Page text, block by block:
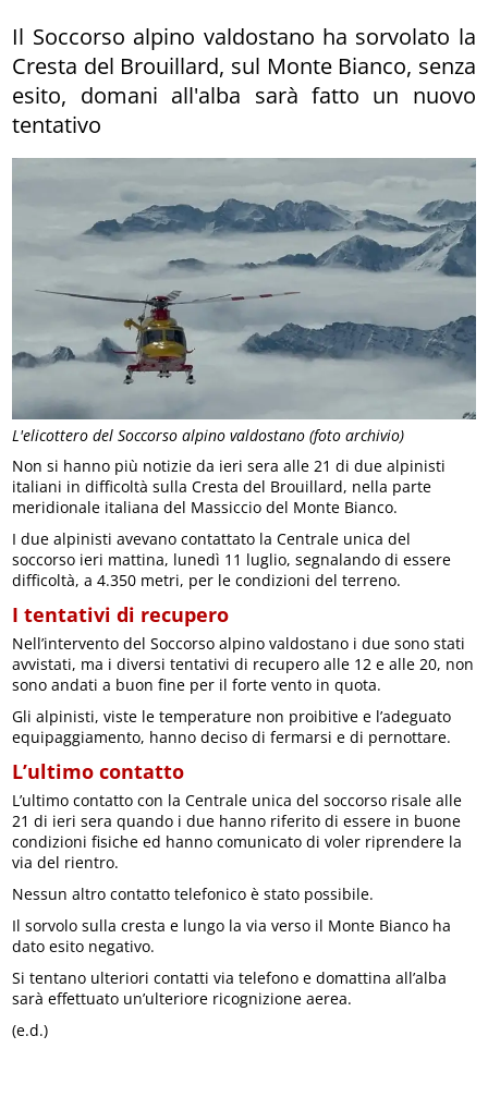
L'elicottero del Soccorso alpino valdostano (foto archivio)
Il Soccorso alpino valdostano ha sorvolato la
Cresta del Brouillard, sul Monte Bianco, senza
esito, domani all'alba sarà fatto un nuovo
tentativo
Non si hanno più notizie da ieri sera alle 21 di due alpinisti
italiani in difficoltà sulla Cresta del Brouillard, nella parte
meridionale italiana del Massiccio del Monte Bianco.
I due alpinisti avevano contattato la Centrale unica del
soccorso ieri mattina, lunedì 11 luglio, segnalando di essere
difficoltà, a 4.350 metri, per le condizioni del terreno.
I tentativi di recupero
Nell’intervento del Soccorso alpino valdostano i due sono stati
avvistati, ma i diversi tentativi di recupero alle 12 e alle 20, non
sono andati a buon fine per il forte vento in quota.
Gli alpinisti, viste le temperature non proibitive e l’adeguato
equipaggiamento, hanno deciso di fermarsi e di pernottare.
L’ultimo contatto
L’ultimo contatto con la Centrale unica del soccorso risale alle
21 di ieri sera quando i due hanno riferito di essere in buone
condizioni fisiche ed hanno comunicato di voler riprendere la
via del rientro.
Nessun altro contatto telefonico è stato possibile.
Il sorvolo sulla cresta e lungo la via verso il Monte Bianco ha
dato esito negativo.
Si tentano ulteriori contatti via telefono e domattina all’alba
sarà effettuato un’ulteriore ricognizione aerea.
(e.d.)